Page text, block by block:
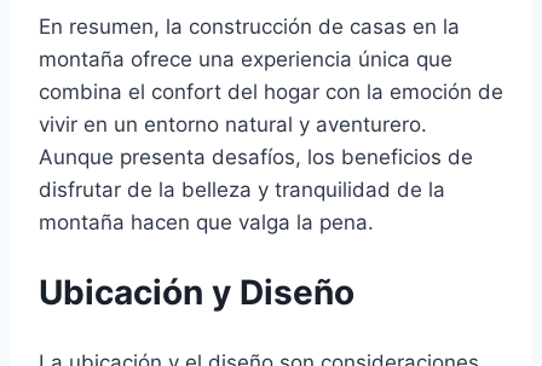
En resumen, la construcción de casas en la
montaña ofrece una experiencia única que
combina el confort del hogar con la emoción de
vivir en un entorno natural y aventurero.
Aunque presenta desafíos, los beneficios de
disfrutar de la belleza y tranquilidad de la
montaña hacen que valga la pena.
Ubicación y Diseño